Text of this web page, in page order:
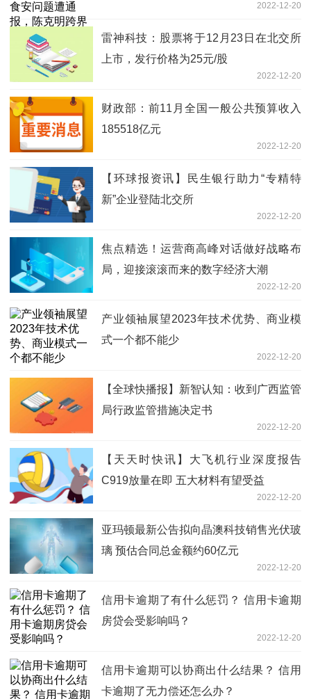
2022-12-20
雷神科技：股票将于12月23日在北交所
上市，发行价格为25元/股
2022-12-20
财政部：前11月全国一般公共预算收入
185518亿元
2022-12-20
【环球报资讯】民生银行助力“专精特
新”企业登陆北交所
2022-12-20
焦点精选！运营商高峰对话做好战略布
局，迎接滚滚而来的数字经济大潮
2022-12-20
产业领袖展望2023年技术优势、商业模
式一个都不能少
2022-12-20
【全球快播报】新智认知：收到广西监管
局行政监管措施决定书
2022-12-20
【天天时快讯】大飞机行业深度报告
C919放量在即 五大材料有望受益
2022-12-20
亚玛顿最新公告拟向晶澳科技销售光伏玻
璃 预估合同总金额约60亿元
2022-12-20
信用卡逾期了有什么惩罚？ 信用卡逾期
房贷会受影响吗？
2022-12-20
信用卡逾期可以协商出什么结果？ 信用
卡逾期了无力偿还怎么办？